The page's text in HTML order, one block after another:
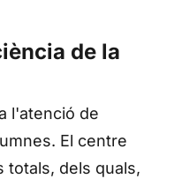
de la
l'atenció de
El centre
totals, dels quals,